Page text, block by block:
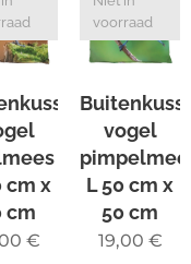
cm x
cm
€
vogel
L 50 cm x
50 cm
voorraad
19,00 €